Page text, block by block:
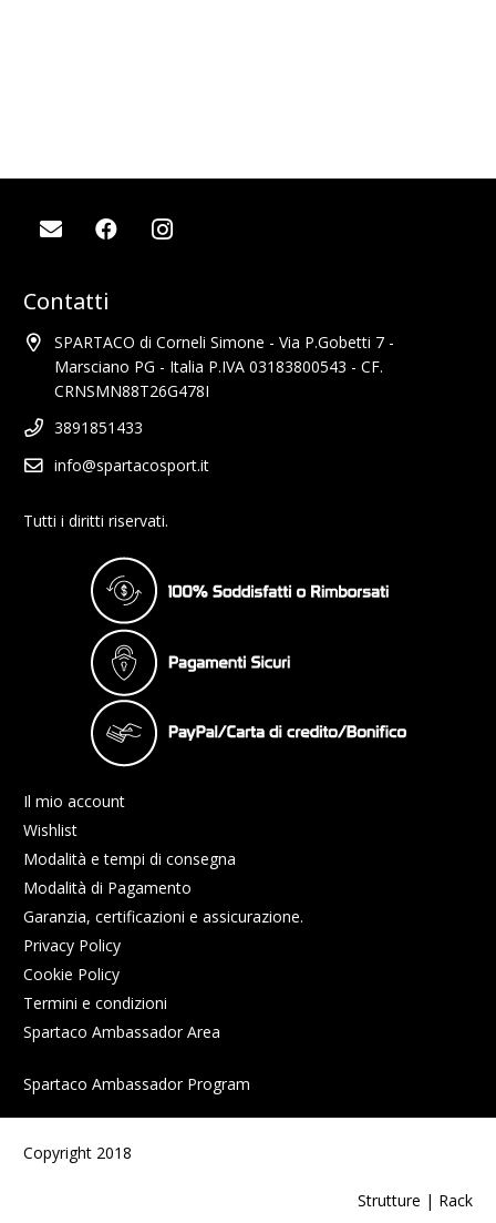
Contatti
SPARTACO di Corneli Simone - Via P.Gobetti 7 -
Marsciano PG - Italia P.IVA 03183800543 - CF.
CRNSMN88T26G478I
3891851433
info@spartacosport.it
Tutti i diritti riservati.
Il mio account
Wishlist
Modalità e tempi di consegna
Modalità di Pagamento
Garanzia, certificazioni e assicurazione.
Privacy Policy
Cookie Policy
Termini e condizioni
Spartaco Ambassador Area
Spartaco Ambassador Program
Copyright 2018
Strutture | Rack